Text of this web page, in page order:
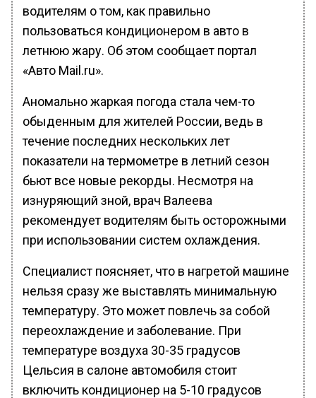
водителям о том, как правильно
пользоваться кондиционером в авто в
летнюю жару. Об этом сообщает портал
«Авто Mail.ru».
Аномально жаркая погода стала чем-то
обыденным для жителей России, ведь в
течение последних нескольких лет
показатели на термометре в летний сезон
бьют все новые рекорды. Несмотря на
изнуряющий зной, врач Валеева
рекомендует водителям быть осторожными
при использовании систем охлаждения.
Специалист поясняет, что в нагретой машине
нельзя сразу же выставлять минимальную
температуру. Это может повлечь за собой
переохлаждение и заболевание. При
температуре воздуха 30-35 градусов
Цельсия в салоне автомобиля стоит
включить кондиционер на 5-10 градусов